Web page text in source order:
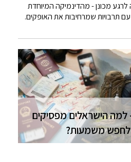
מכונן - מהדינמיקה המיוחדת
תרבויות שמרחיבות את האופקים.
הישראלים מפסיקים
לחפש משמעות?